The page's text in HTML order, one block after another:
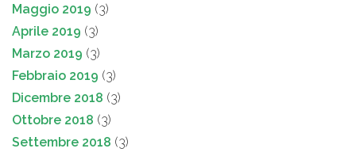
Maggio 2019 (3)
Aprile 2019 (3)
Marzo 2019 (3)
Febbraio 2019 (3)
Dicembre 2018 (3)
Ottobre 2018 (3)
Settembre 2018 (3)